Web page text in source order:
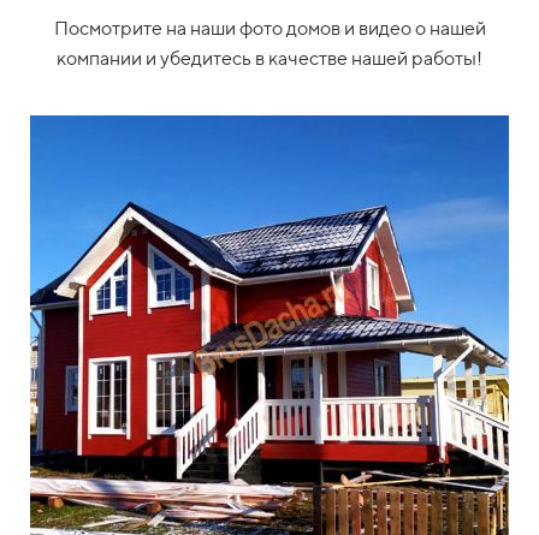
Посмотрите на наши фото домов и видео о нашей
компании и убедитесь в качестве нашей работы!